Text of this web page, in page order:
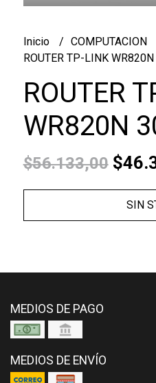
Inicio COMPUTACION
ROUTER TP-LINK
ROUTER
WR820N
$56.133,00
SIN
MEDIOS DE PAGO
MEDIOS DE ENVÍO